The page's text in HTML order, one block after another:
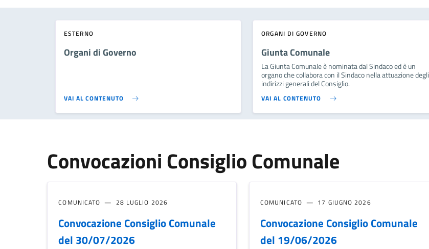
ESTERNO
Organi di Governo
VAI AL CONTENUTO
ORGANI DI GOVERNO
Giunta Comunale
La Giunta Comunale è nominata dal Sindaco ed è un
organo che collabora con il Sindaco nella attuazione degli
indirizzi generali del Consiglio.
VAI AL CONTENUTO
Convocazioni Consiglio Comunale
COMUNICATO 28 LUGLIO 2026
Convocazione Consiglio Comunale
del 30/07/2026
COMUNICATO 17 GIUGNO 2026
Convocazione Consiglio Comunale
del 19/06/2026